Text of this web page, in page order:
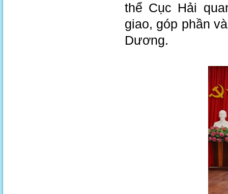
thể Cục Hải
giao, góp phần
Dương.